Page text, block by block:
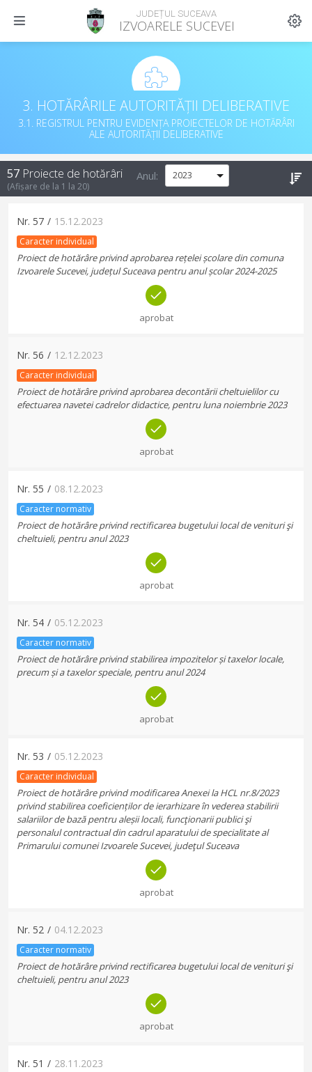
JUDEȚUL SUCEAVA
IZVOARELE SUCEVEI
3. HOTĂRÂRILE AUTORITĂȚII DELIBERATIVE
3.1. REGISTRUL PENTRU EVIDENȚA PROIECTELOR DE HOTĂRÂRI
ALE AUTORITĂȚII DELIBERATIVE
57 Proiecte de hotărâri
(Afișare de la 1 la 20)
Anul:
Nr. 57 / 15.12.2023
Caracter individual
Proiect de hotărâre privind aprobarea rețelei școlare din comuna
Izvoarele Sucevei, județul Suceava pentru anul școlar 2024-2025
aprobat
Nr. 56 / 12.12.2023
Caracter individual
Proiect de hotărâre privind aprobarea decontării cheltuielilor cu
efectuarea navetei cadrelor didactice, pentru luna noiembrie 2023
aprobat
Nr. 55 / 08.12.2023
Caracter normativ
Proiect de hotărâre privind rectificarea bugetului local de venituri şi
cheltuieli, pentru anul 2023
aprobat
Nr. 54 / 05.12.2023
Caracter normativ
Proiect de hotărâre privind stabilirea impozitelor și taxelor locale,
precum și a taxelor speciale, pentru anul 2024
aprobat
Nr. 53 / 05.12.2023
Caracter individual
Proiect de hotărâre privind modificarea Anexei la HCL nr.8/2023
privind stabilirea coeficienților de ierarhizare în vederea stabilirii
salariilor de bază pentru aleșii locali, funcţionarii publici şi
personalul contractual din cadrul aparatului de specialitate al
Primarului comunei Izvoarele Sucevei, judeţul Suceava
aprobat
Nr. 52 / 04.12.2023
Caracter normativ
Proiect de hotărâre privind rectificarea bugetului local de venituri şi
cheltuieli, pentru anul 2023
aprobat
Nr. 51 / 28.11.2023